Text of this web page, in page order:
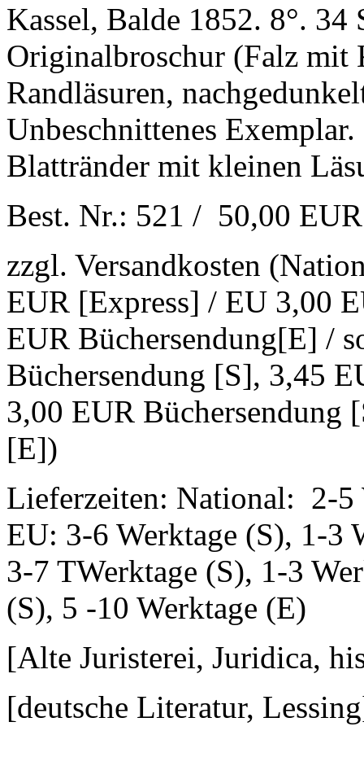
Kassel, Balde 1852. 8°.
Originalbroschur (Falz mit
Randläsuren,
Unbeschnittenes
Blattränder mit kleinen
Best. Nr.: 521 / 50,00 EUR
zzgl. Versandkosten
EUR [Express] / EU 3,00
EUR Büchersendung[E] /
Büchersendung [S], 3,45
3,00 EUR Büchersendung
[E])
Lieferzeiten: National: 2-5
EU: 3-6 Werktage (S), 1-3
3-7 TWerktage (S), 1-3
(S), 5 -10 Werktage (E)
[Alte Juristerei, Juridica,
[deutsche Literatur,